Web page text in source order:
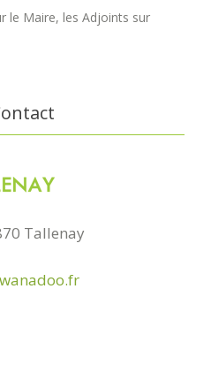
le Maire, les Adjoints sur
Tallenay